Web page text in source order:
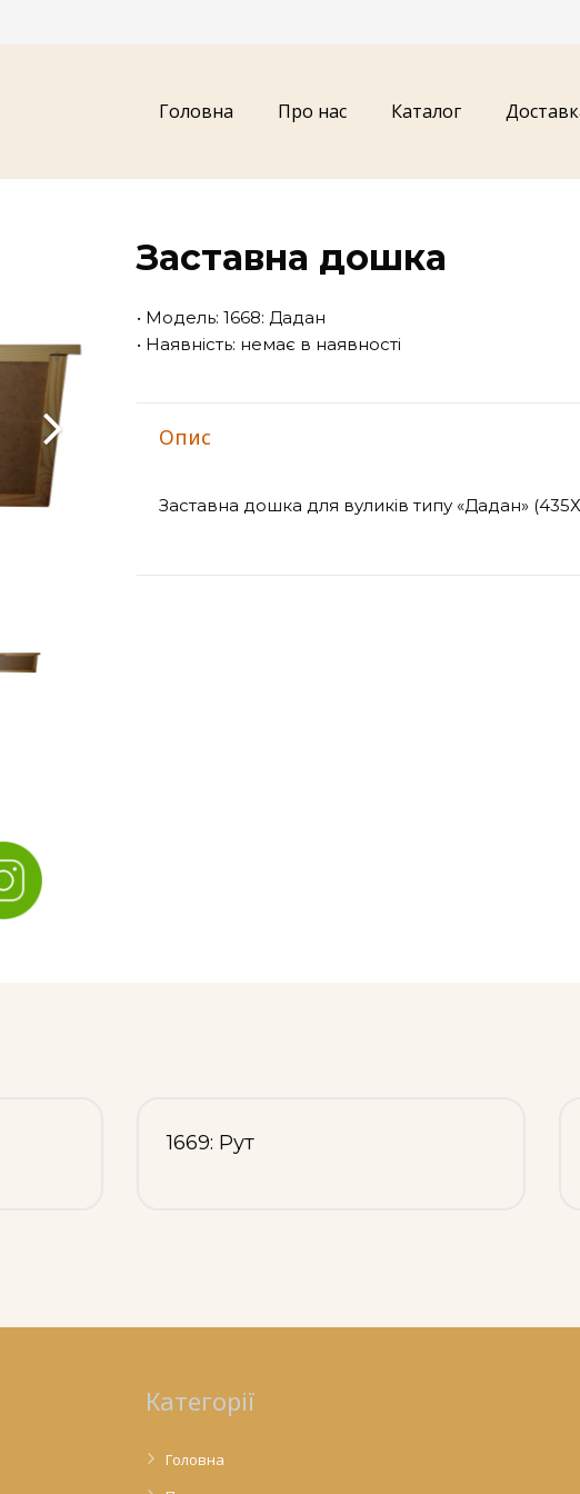
Головна Про нас Каталог
Заставна дошка
• Модель: 1668: Дадан
• Наявність: немає в наявності
Опис
Заставна дошка для вуликів типу «Дадан»
1669: Рут
Категорії
Головна